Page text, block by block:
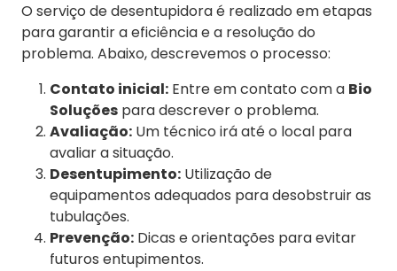
O serviço de desentupidora é realizado em etapas
para garantir a eficiência e a resolução do
problema. Abaixo, descrevemos o processo:
Contato inicial: Entre em contato com a Bio
Soluções para descrever o problema.
Avaliação: Um técnico irá até o local para
avaliar a situação.
Desentupimento: Utilização de
equipamentos adequados para desobstruir as
tubulações.
Prevenção: Dicas e orientações para evitar
futuros entupimentos.